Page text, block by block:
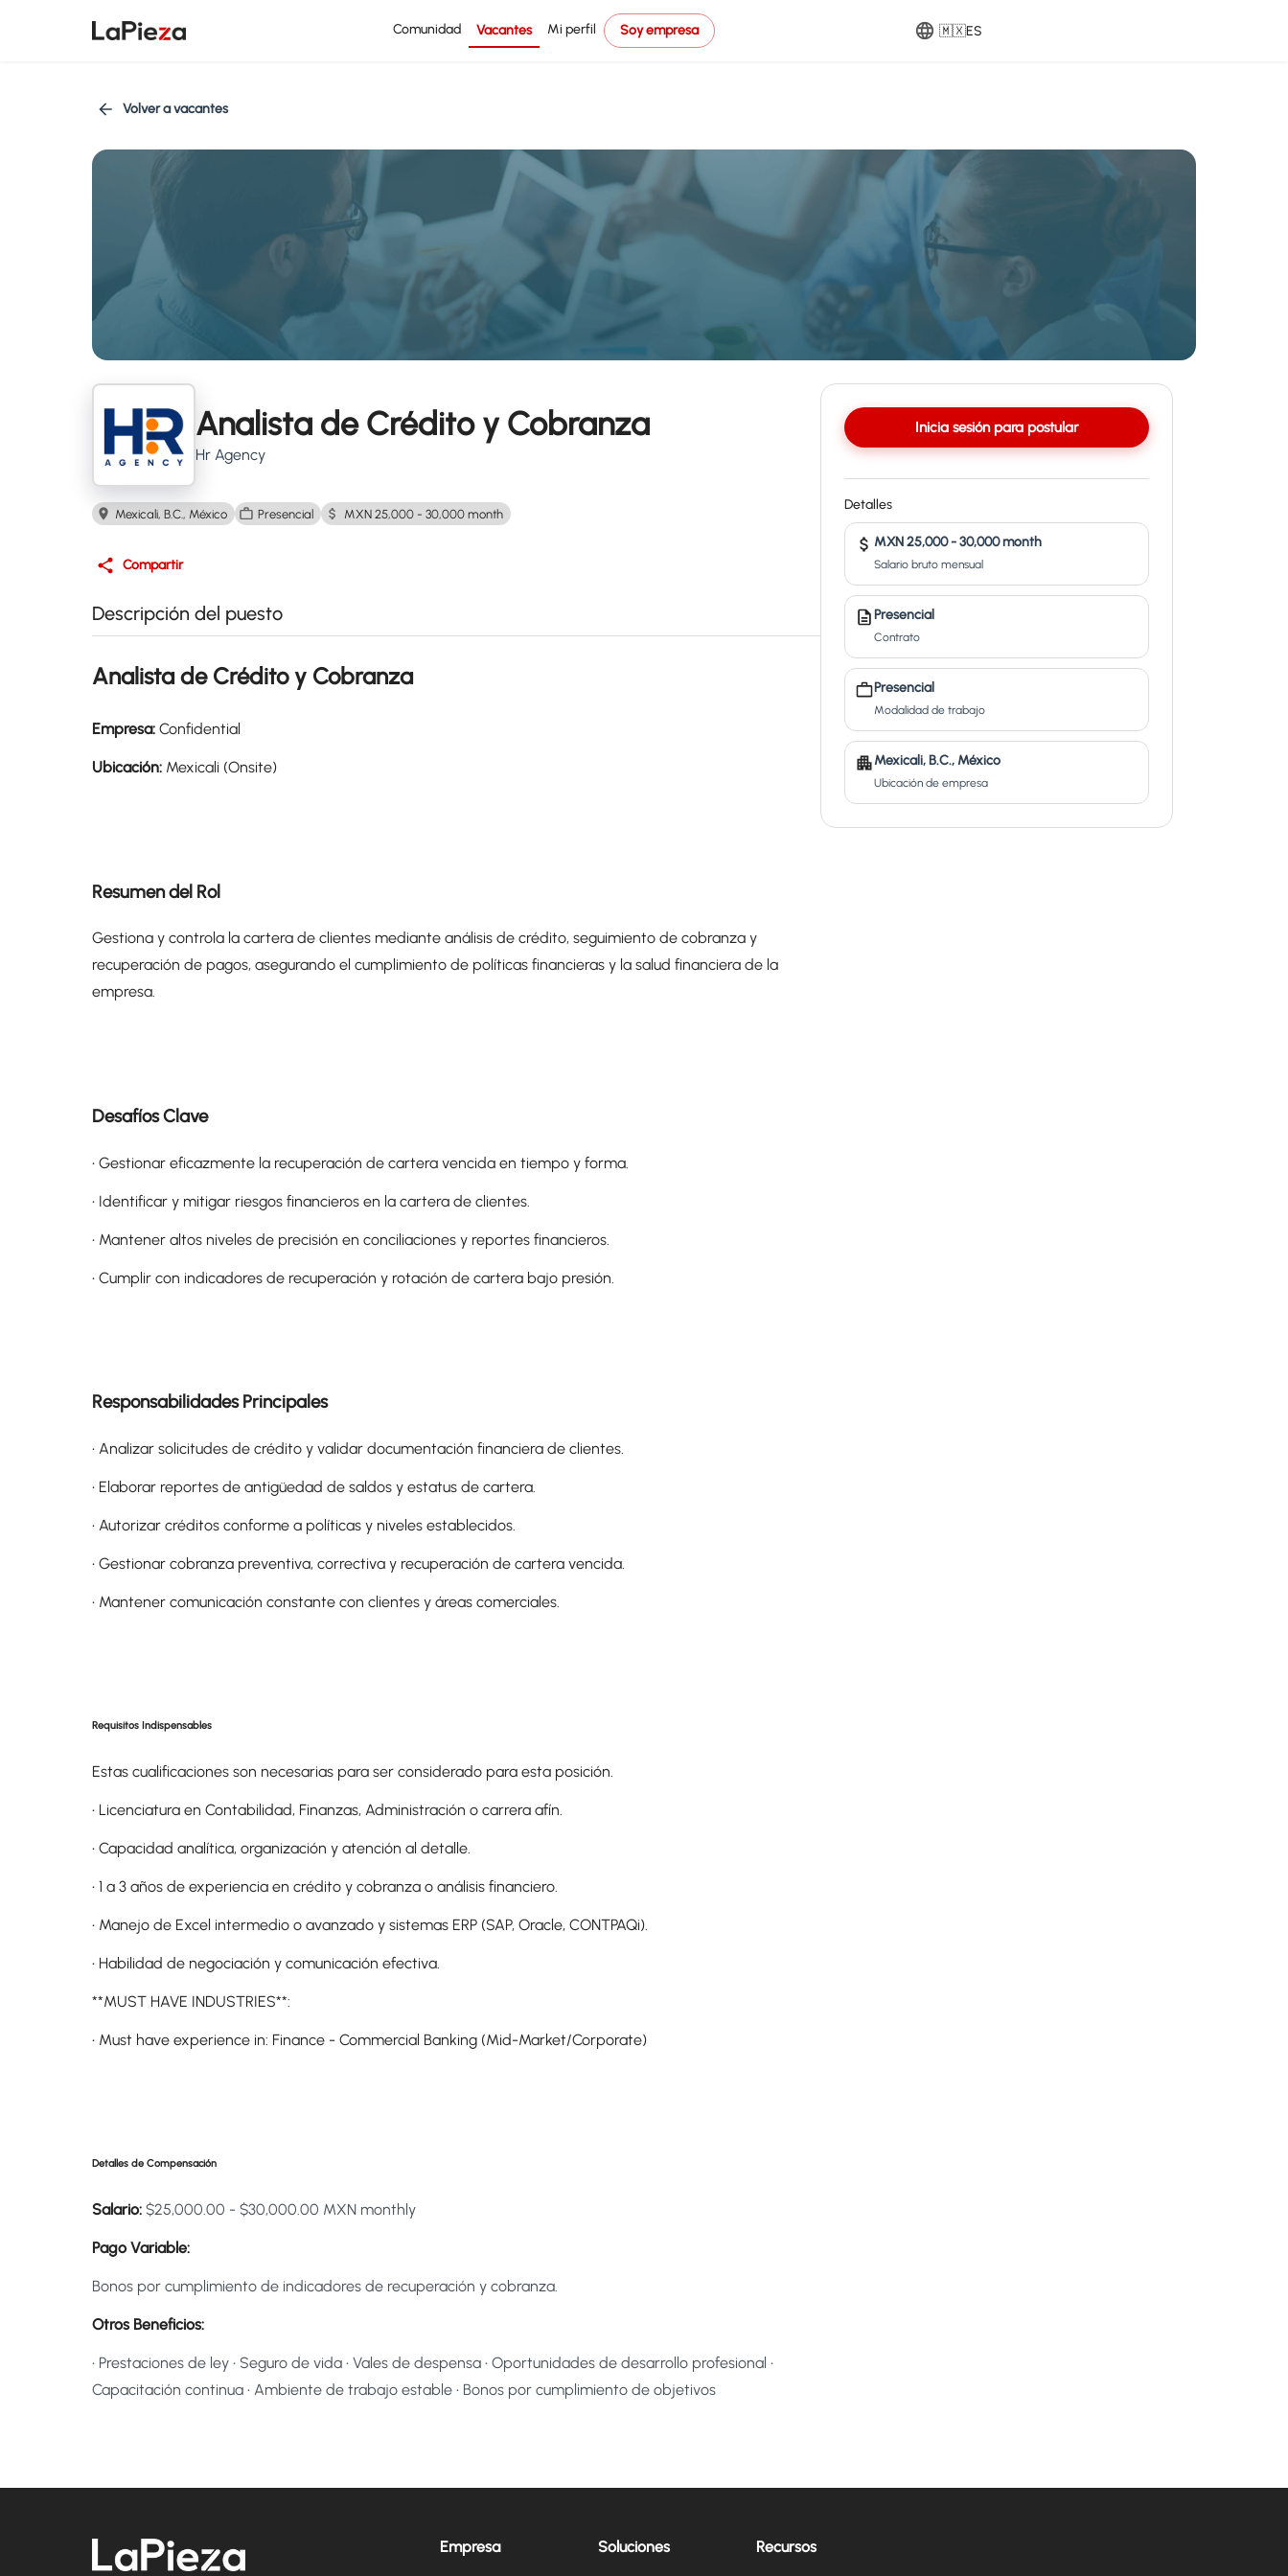
Comunidad Vacantes Mi perfil Soy empresa 🇲🇽ES
Volver a vacantes
Analista de Crédito y Cobranza
Hr Agency
Mexicali, B.C., México Presencial MXN 25,000 - 30,000 month
Compartir
Descripción del puesto
Analista de Crédito y Cobranza
Empresa: Confidential
Ubicación: Mexicali (Onsite)
Resumen del Rol
Gestiona y controla la cartera de clientes mediante análisis de crédito, seguimiento de cobranza y
recuperación de pagos, asegurando el cumplimiento de políticas financieras y la salud financiera de la
empresa.
Desafíos Clave
• Gestionar eficazmente la recuperación de cartera vencida en tiempo y forma.
• Identificar y mitigar riesgos financieros en la cartera de clientes.
• Mantener altos niveles de precisión en conciliaciones y reportes financieros.
• Cumplir con indicadores de recuperación y rotación de cartera bajo presión.
Responsabilidades Principales
• Analizar solicitudes de crédito y validar documentación financiera de clientes.
• Elaborar reportes de antigüedad de saldos y estatus de cartera.
• Autorizar créditos conforme a políticas y niveles establecidos.
• Gestionar cobranza preventiva, correctiva y recuperación de cartera vencida.
• Mantener comunicación constante con clientes y áreas comerciales.
Requisitos Indispensables
Estas cualificaciones son necesarias para ser considerado para esta posición.
• Licenciatura en Contabilidad, Finanzas, Administración o carrera afín.
• Capacidad analítica, organización y atención al detalle.
• 1 a 3 años de experiencia en crédito y cobranza o análisis financiero.
• Manejo de Excel intermedio o avanzado y sistemas ERP (SAP, Oracle, CONTPAQi).
• Habilidad de negociación y comunicación efectiva.
**MUST HAVE INDUSTRIES**:
• Must have experience in: Finance - Commercial Banking (Mid-Market/Corporate)
Detalles de Compensación
Salario: $25,000.00 - $30,000.00 MXN monthly
Pago Variable:
Bonos por cumplimiento de indicadores de recuperación y cobranza.
Otros Beneficios:
• Prestaciones de ley • Seguro de vida • Vales de despensa • Oportunidades de desarrollo profesional •
Capacitación continua • Ambiente de trabajo estable • Bonos por cumplimiento de objetivos
Inicia sesión para postular
Detalles
MXN 25,000 - 30,000 month
Salario bruto mensual
Presencial
Contrato
Presencial
Modalidad de trabajo
Mexicali, B.C., México
Ubicación de empresa
Empresa Soluciones Recursos